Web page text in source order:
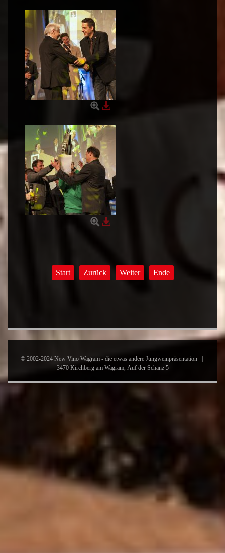
Start Zurück Weiter Ende
© 2002-2024 New Vino Wagram - die etwas andere Jungweinpräsentation |
3470 Kirchberg am Wagram, Auf der Schanz 5